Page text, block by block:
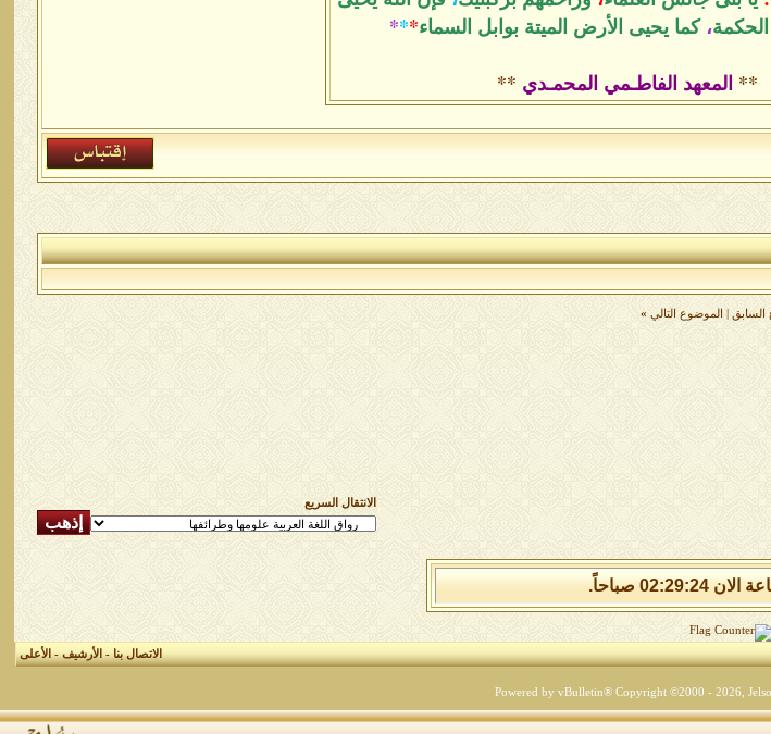
، كما يحيى الأرض الميتة بوابل السماء*
*
*
** المعهد الفاطـمي المحمـدي **
السابق الموضوع التالي »
الانتقال السريع
الاتصال بنا-الأرشيف-الأعلى
Powered by vBulletin® Copyright ©2000 - 2026,